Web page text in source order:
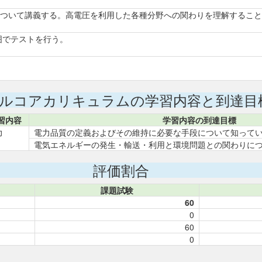
いて講義する。高電圧を利用した各種分野への関わりを理解するこ
テストを行う。
コアカリキュラムの学習内容と到達目
内容
学習内容の到達目標
電力品質の定義およびその維持に必要な手段について知って
電気エネルギーの発生・輸送・利用と環境問題との関わりに
評価割合
課題試験
60
0
60
0